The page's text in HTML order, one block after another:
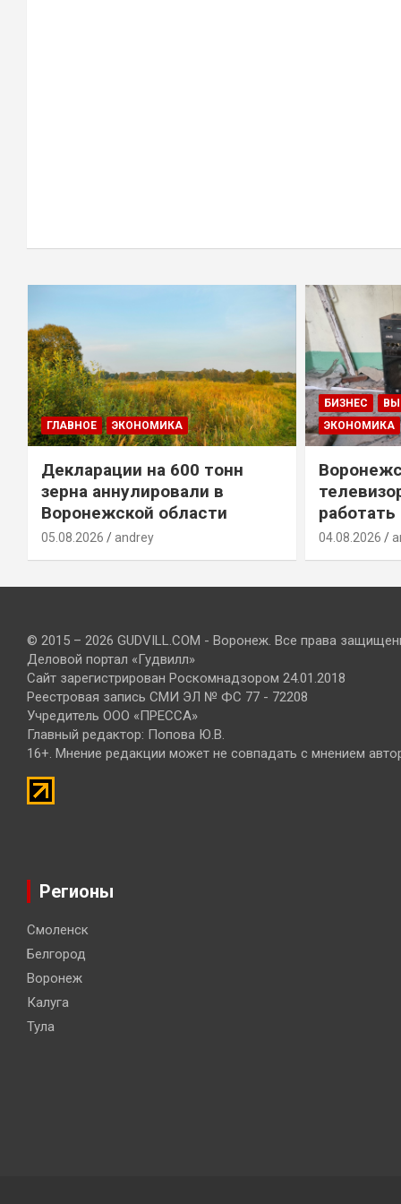
ГЛАВНОЕ ЭКОНОМИКА
Декларации на 600 тонн
зерна аннулировали в
Воронежской области
05.08.2026 andrey
БИЗНЕС
ЭКОНОМИКА
работать
04.08.2026
© 2015 – 2026 GUDVILL.COM - Воронеж. Все права
Деловой портал «Гудвилл»
Сайт зарегистрирован Роскомнадзором 24.01.2018
Реестровая запись СМИ ЭЛ № ФС 77 - 72208
Учредитель ООО «ПРЕССА»
Главный редактор: Попова Ю.В.
16+. Мнение редакции может не совпадать с мнением
Регионы
Смоленск
Белгород
Воронеж
Калуга
Тула